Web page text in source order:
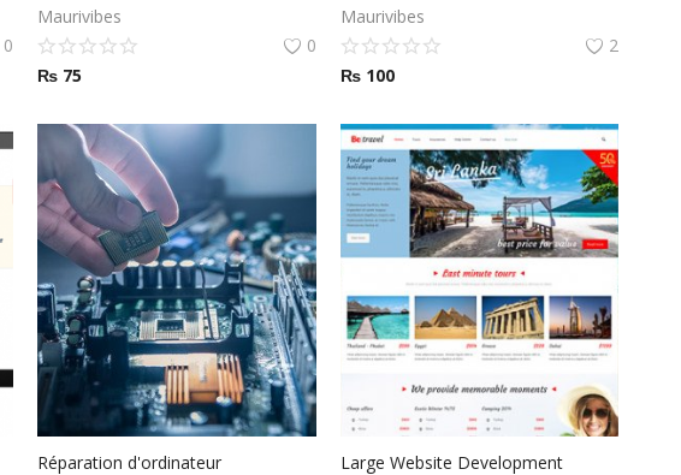
0
Maurivibes
0
₨ 75
Maurivibes
2
₨100
Réparation d'ordinateur
Large Website Development